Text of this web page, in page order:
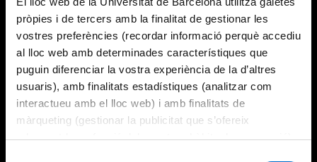
pròpies i de tercers amb la finalitat de gestionar les
vostres preferències (recordar informació perquè accediu
al lloc web amb determinades característiques que
puguin diferenciar la vostra experiència de la d’altres
usuaris), amb finalitats estadístiques (analitzar com
interactueu amb el lloc web) i amb finalitats de
màrqueting (gestionar la publicitat que s’ofereix
adequant-la en funció dels vostres hàbits de navegació).